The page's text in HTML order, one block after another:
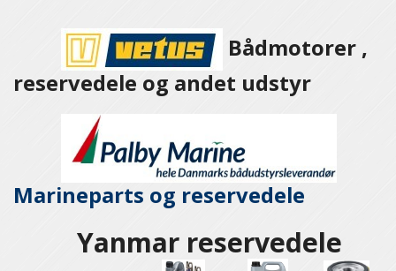
Bådmotorer ,
reservedele og andet udstyr
Marineparts og reservedele
Yanmar reservedele